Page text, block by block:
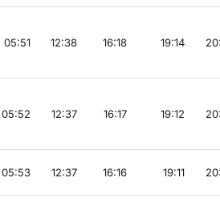
05:51 12:38 16:18 19:14
05:52 12:37 16:17 19:12
05:53 12:37 16:16 19:11